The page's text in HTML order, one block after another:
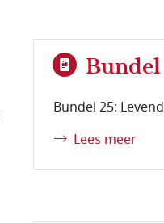
Bundel
Bundel 25:
Lees meer